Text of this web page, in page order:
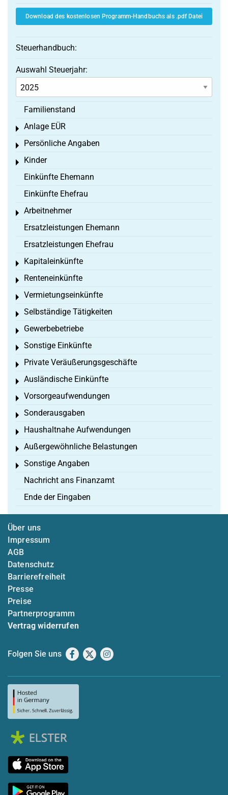
Download des kostenlosen Programm-Handbuchs als .pdf Datei
Steuerhandbuch:
Auswahl Steuerjahr:
Familienstand
Anlage EÜR
Toggle menu
Persönliche Angaben
Toggle menu
Kinder
Toggle menu
Einkünfte Ehemann
Einkünfte Ehefrau
Arbeitnehmer
Toggle menu
Ersatzleistungen Ehemann
Ersatzleistungen Ehefrau
Kapitaleinkünfte
Toggle menu
Renteneinkünfte
Toggle menu
Vermietungseinkünfte
Toggle menu
Selbständige Tätigkeiten
Toggle menu
Gewerbebetriebe
Toggle menu
Sonstige Einkünfte
Toggle menu
Private Veräußerungsgeschäfte
Toggle menu
Ausländische Einkünfte
Toggle menu
Vorsorgeaufwendungen
Toggle menu
Sonderausgaben
Toggle menu
Haushaltnahe Aufwendungen
Toggle menu
Außergewöhnliche Belastungen
Toggle menu
Sonstige Angaben
Toggle menu
Nachricht ans Finanzamt
Ende der Eingaben
Über uns
Impressum
AGB
Datenschutz
Barrierefreiheit
Presse
Preise
Partnerprogramm
Vertrag widerrufen
Folgen Sie uns Facebook
X Instagram